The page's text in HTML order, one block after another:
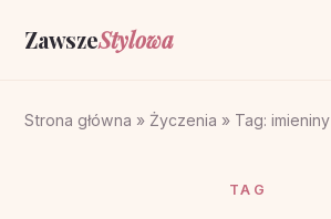
ZawszeStylowa
Strona główna » Życzenia » Tag: imieniny
TAG